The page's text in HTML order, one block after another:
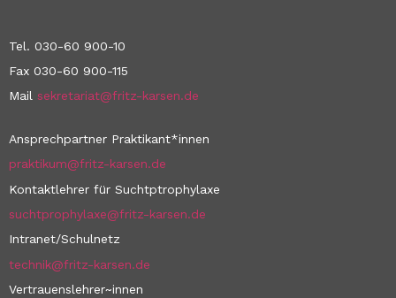
Tel. 030-60 900-10
Fax 030-60 900-115
Mail sekretariat@fritz-karsen.de
Ansprechpartner Praktikant*innen
praktikum@fritz-karsen.de
Kontaktlehrer für Suchtptrophylaxe
suchtprophylaxe@fritz-karsen.de
Intranet/Schulnetz
technik@fritz-karsen.de
Vertrauenslehrer~innen